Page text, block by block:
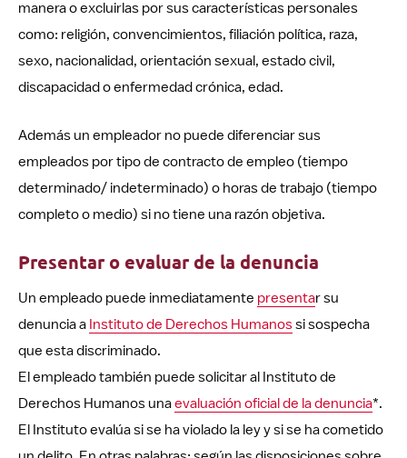
manera o excluirlas por sus características personales
como: religión, convencimientos, filiación política, raza,
sexo, nacionalidad, orientación sexual, estado civil,
discapacidad o enfermedad crónica, edad.
Además un empleador no puede diferenciar sus
empleados por tipo de contracto de empleo (tiempo
determinado/ indeterminado) o horas de trabajo (tiempo
completo o medio) si no tiene una razón objetiva.
Presentar o evaluar de la denuncia
Un empleado puede inmediatamente presentar su
denuncia a Instituto de Derechos Humanossi sospecha
que esta discriminado.
El empleado también puede solicitar al Instituto de
Derechos Humanos unaevaluación oficial de la denuncia*.
El Instituto evalúa si se ha violado la ley y si se ha cometido